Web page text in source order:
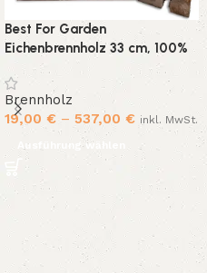
Best For Garden
Eichenbrennholz 33 cm, 100%
Eiche ofenfertig für Kamin,
Ofen & Feuerschale
Brennholz
19,00 € – 537,00 € inkl. MwSt.
Ausführung wählen